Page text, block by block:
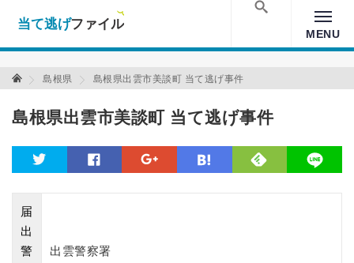
Warning: Undefined array key "amp" in
/home/xs157036/moon-
cross.com/public_html/wp/wp-content/themes/crossmastery-
MENU
当て逃げファイル 当て逃げファイル
島根県 島根県出雲市美談町 当て逃げ事件
島根県出雲市美談町 当て逃げ事件
facebook line
届
出
警
出雲警察署